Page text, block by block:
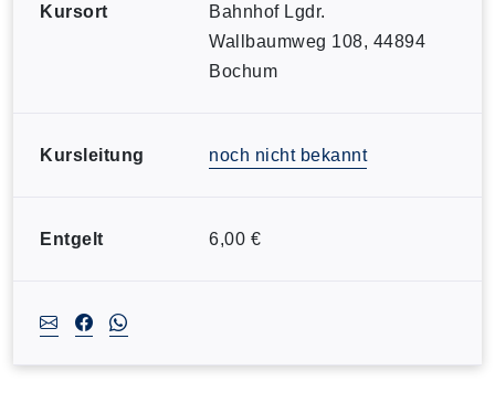
Kursort
Bahnhof Lgdr.
Wallbaumweg 108, 44894
Bochum
Kursleitung noch nicht bekannt
Entgelt 6,00 €